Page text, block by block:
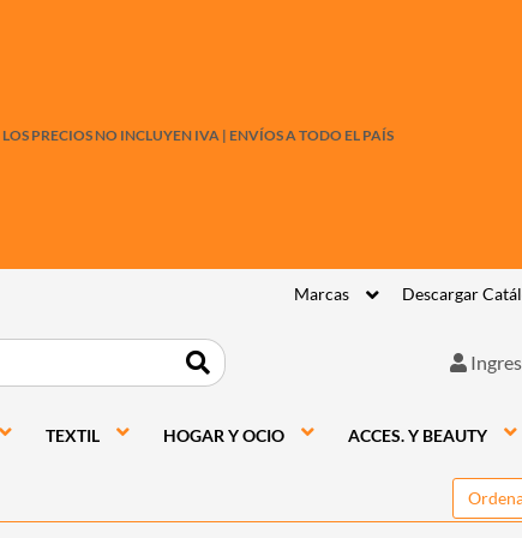
LOS PRECIOS NO INCLUYEN IVA | ENVÍOS A TODO EL PAÍS
Marcas Descargar
TEXTIL HOGAR Y OCIO ACCES. Y BEAUTY